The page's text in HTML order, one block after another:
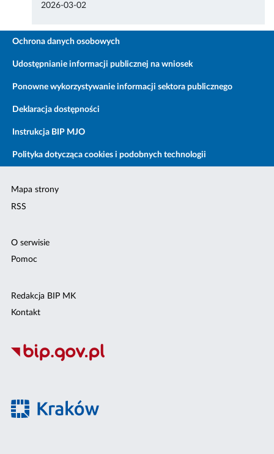
2026-03-02
Ochrona danych osobowych
Udostępnianie informacji publicznej na wniosek
Ponowne wykorzystywanie informacji sektora publicznego
Deklaracja dostępności
Instrukcja BIP MJO
Polityka dotycząca cookies i podobnych technologii
Mapa strony
RSS
O serwisie
Pomoc
Redakcja BIP MK
Kontakt